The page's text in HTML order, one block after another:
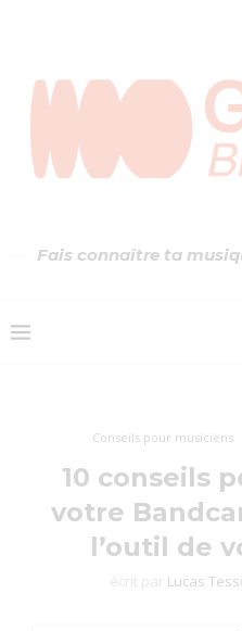
Fais connaître ta
Conseils pour musiciens
10 conseils
votre
l’outil de
écrit par Lucas